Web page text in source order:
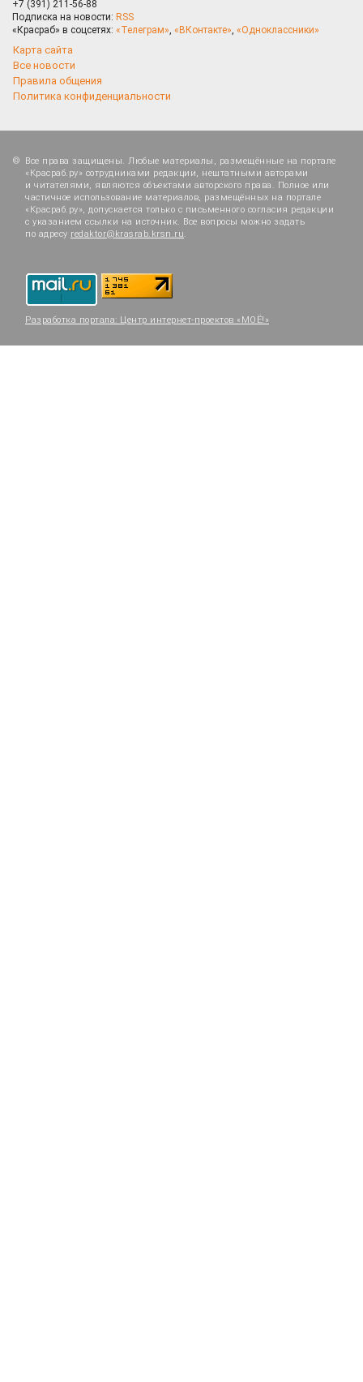
+7 (391) 211-56-88
Подписка на новости: RSS
«Красраб» в соцсетях: «Телеграм», «ВКонтакте», «Одноклассники»
Карта сайта
Все новости
Правила общения
Политика конфиденциальности
Все права защищены. Любые материалы, размещённые на портале
«Красраб.ру» сотрудниками редакции, нештатными авторами
и читателями, являются объектами авторского права. Полное или
частичное использование материалов, размещённых на портале
«Красраб.ру», допускается только с письменного согласия редакции
с указанием ссылки на источник. Все вопросы можно задать
по адресу redaktor@krasrab.krsn.ru.
Разработка портала: Центр интернет-проектов «МОЁ!»